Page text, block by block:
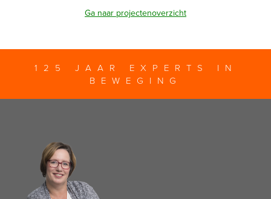
Ga naar projectenoverzicht
125 JAAR EXPERTS IN
BEWEGING